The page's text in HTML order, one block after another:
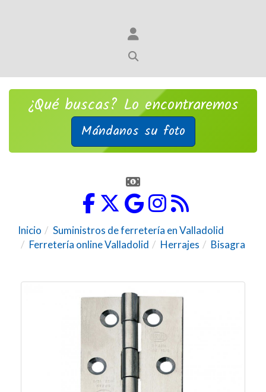
¿Qué buscas? Lo encontraremos
Mándanos su foto
Inicio
Suministros de ferretería en Valladolid
Ferretería online Valladolid
Herrajes Bisagra